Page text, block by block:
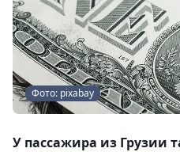
Фото: pixabay
У пассажира из Грузии